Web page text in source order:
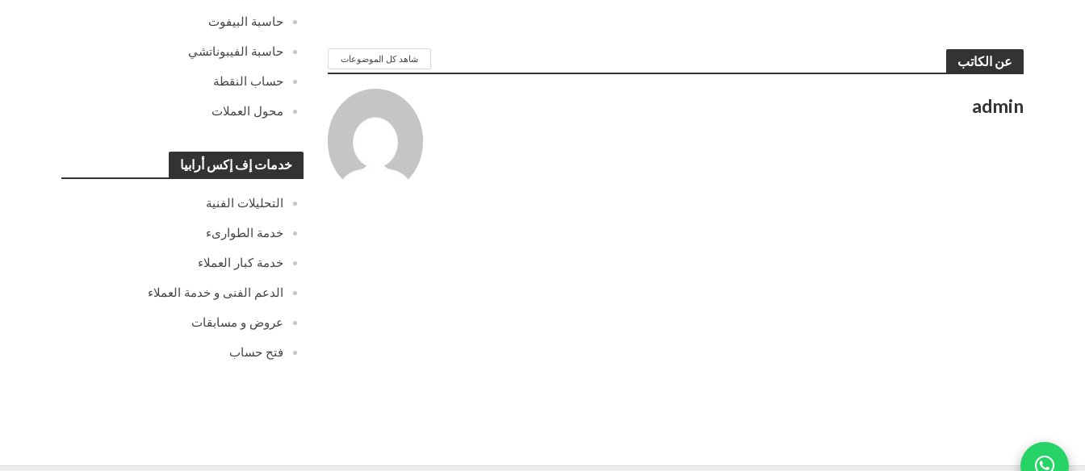
حاسبة البيفوت
حاسبة الفيبوناتشي
حساب النقطة
محول العملات
خدمات إف إكس أرابيا
التحليلات الفنية
خدمة الطوارىء
خدمة كبار العملاء
الدعم الفنى و خدمة العملاء
عروض و مسابقات
فتح حساب
عن الكاتب شاهد كل الموضوعات
admin